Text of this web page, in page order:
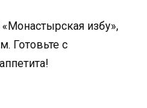
избу»,
Готовьте с